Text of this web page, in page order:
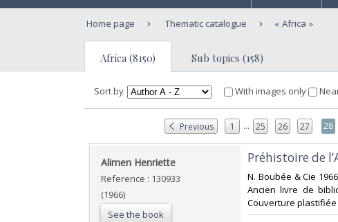
Home page Thematic catalogue Africa
Africa (8150) Sub topics (158)
Sort by With images only
Previous 1 ... 25 26 27 28
‎Alimen Henriette‎
Reference : 130933
(1966)
See the book
‎Préhistoire de
‎N. Boubée & Cie
Ancien livre de
Couverture plastifiée